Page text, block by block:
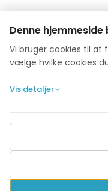
Denne
Vi bruger cookies til at
vælge hvilke cookies
Vis detaljer